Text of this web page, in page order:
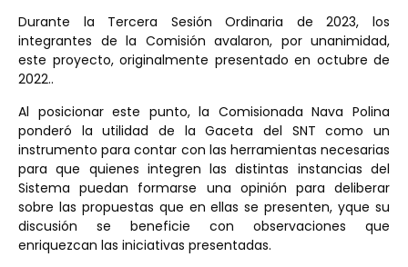
Durante la Tercera Sesión Ordinaria de 2023, los
integrantes de la Comisión avalaron, por unanimidad,
este proyecto, originalmente presentado en octubre de
2022..
Al posicionar este punto, la Comisionada Nava Polina
ponderó la utilidad de la Gaceta del SNT como un
instrumento para contar con las herramientas necesarias
para que quienes integren las distintas instancias del
Sistema puedan formarse una opinión para deliberar
sobre las propuestas que en ellas se presenten, yque su
discusión se beneficie con observaciones que
enriquezcan las iniciativas presentadas.